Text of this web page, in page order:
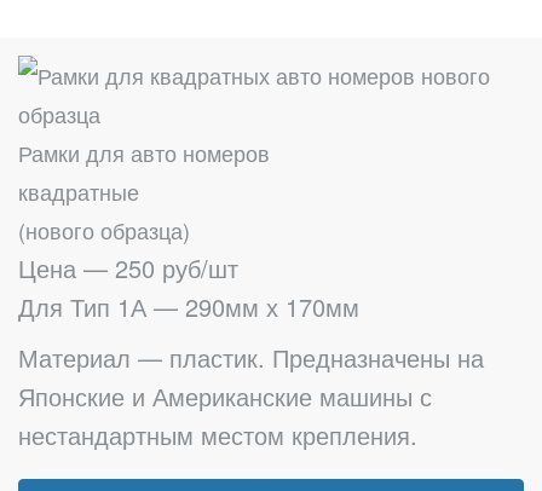
Рамки для авто номеров
квадратные
(нового образца)
Цена — 250 руб/шт
Для Тип 1А — 290мм х 170мм
Материал — пластик. Предназначены на
Японские и Американские машины с
нестандартным местом крепления.